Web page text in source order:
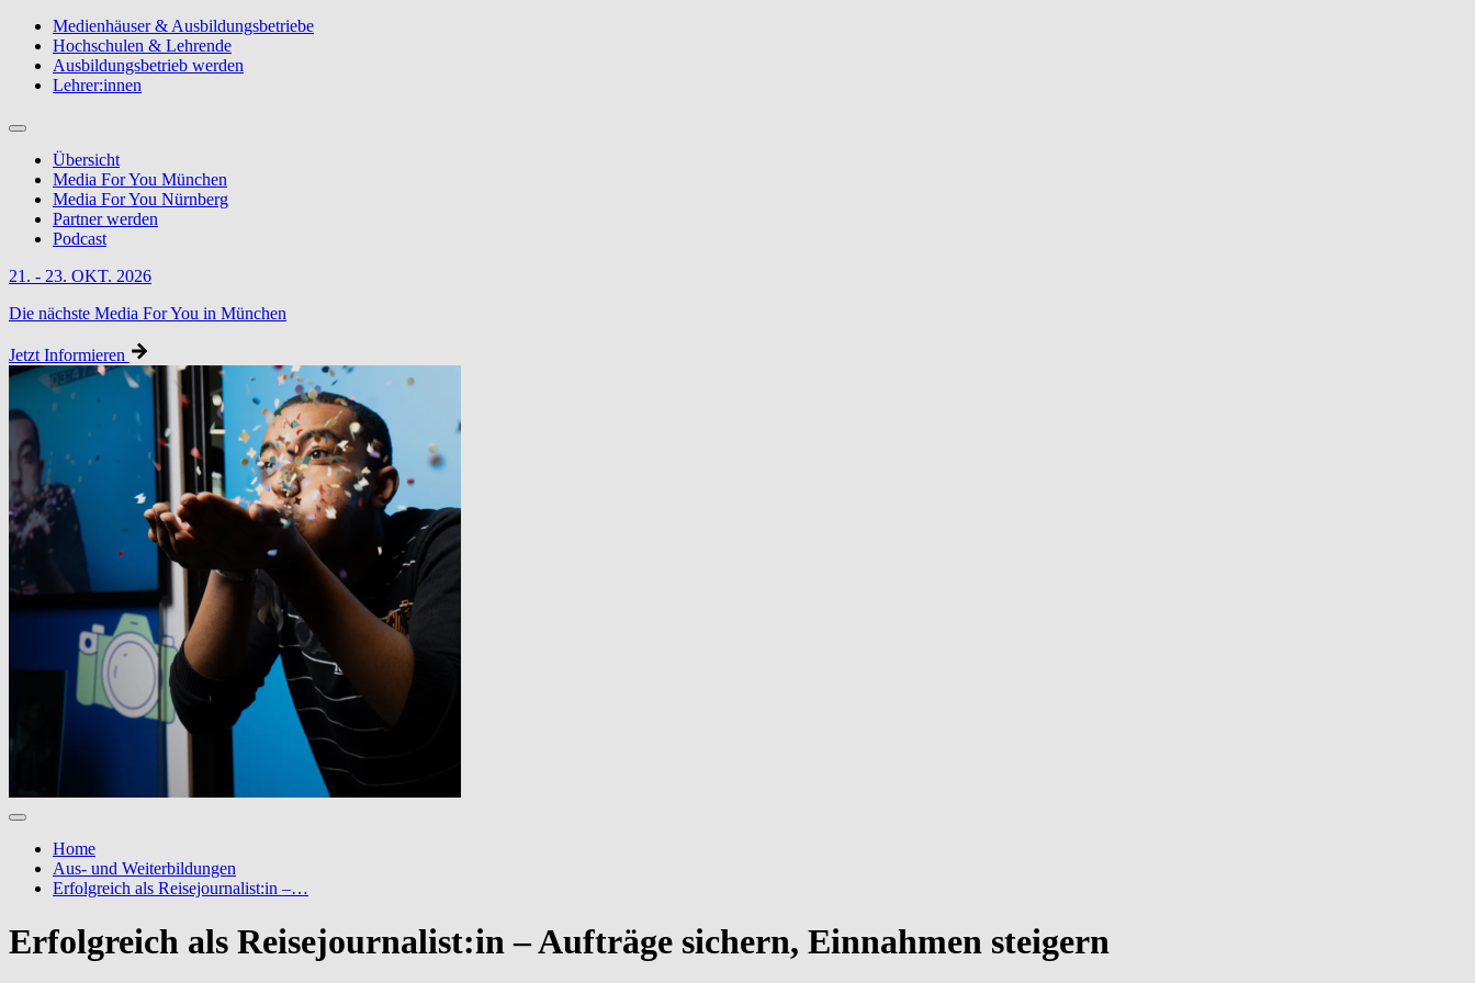
Medienhäuser & Ausbildungsbetriebe
Hochschulen & Lehrende
Ausbildungsbetrieb werden
Lehrer:innen
Übersicht
Media For You München
Media For You Nürnberg
Partner werden
Podcast
21. - 23. OKT. 2026
Die nächste Media For You in München
Jetzt Informieren
Home
Aus- und Weiterbildungen
Erfolgreich als Reisejournalist:in –…
Erfolgreich als Reisejournalist:in – Aufträge sichern, Einnahmen steigern